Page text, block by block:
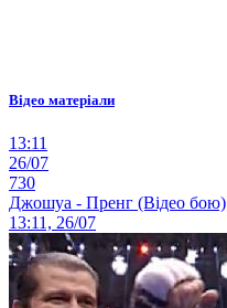
Відео матеріали
13:11
26/07
730
Джошуа - Пренг (Відео бою)
13:11, 26/07